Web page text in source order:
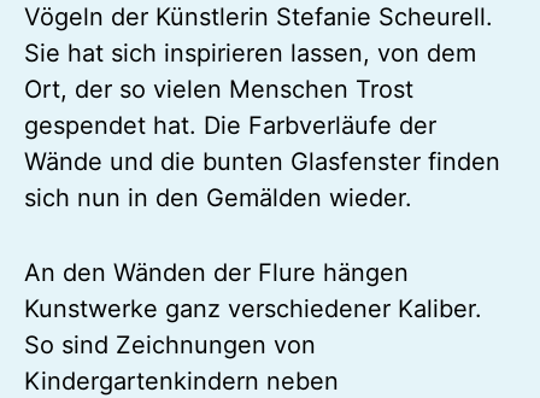
Vögeln der Künstlerin Stefanie Scheurell.
Sie hat sich inspirieren lassen, von dem
Ort, der so vielen Menschen Trost
gespendet hat. Die Farbverläufe der
Wände und die bunten Glasfenster finden
sich nun in den Gemälden wieder.
An den Wänden der Flure hängen
Kunstwerke ganz verschiedener Kaliber.
So sind Zeichnungen von
Kindergartenkindern neben